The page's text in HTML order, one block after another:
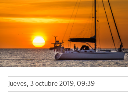
jueves, 3 octubre 2019, 09:39